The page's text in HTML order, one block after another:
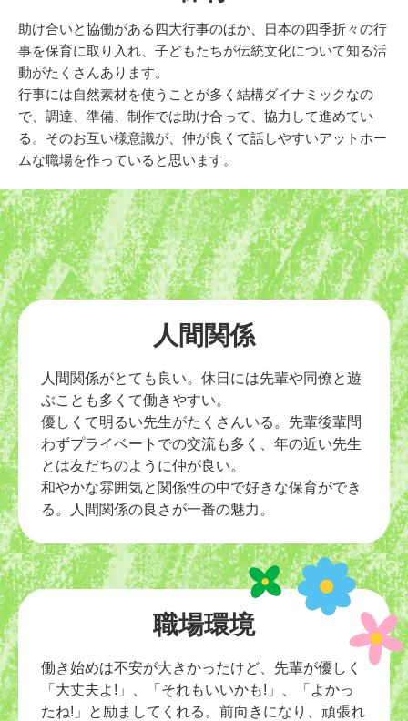
助け合いと協働がある四大行事のほか、日本の四季折々の行
事を保育に取り入れ、子どもたちが伝統文化について知る活
動がたくさんあります。
行事には自然素材を使うことが多く結構ダイナミックなの
で、調達、準備、制作では助け合って、協力して進めてい
る。そのお互い様意識が、仲が良くて話しやすいアットホー
ムな職場を作っていると思います。
人間関係
人間関係がとても良い。休日には先輩や同僚と遊
ぶことも多くて働きやすい。
優しくて明るい先生がたくさんいる。先輩後輩問
わずプライベートでの交流も多く、年の近い先生
とは友だちのように仲が良い。
和やかな雰囲気と関係性の中で好きな保育ができ
る。人間関係の良さが一番の魅力。
職場環境
働き始めは不安が大きかったけど、先輩が優しく
「大丈夫よ!」、「それもいいかも!」、「よかっ
たね!」と励ましてくれる。前向きになり、頑張れ